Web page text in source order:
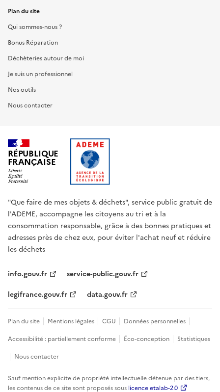
Plan du site
Qui sommes-nous ?
Bonus Réparation
Déchèteries autour de moi
Je suis un professionnel
Nos outils
Nous contacter
RÉPUBLIQUE
FRANÇAISE
"Que faire de mes objets & déchets", service public gratuit de
l'ADEME, accompagne les citoyens au tri et à la
consommation responsable, grâce à des bonnes pratiques et
adresses près de chez eux, pour éviter l'achat neuf et réduire
les déchets
info.gouv.fr
service-public.gouv.fr
legifrance.gouv.fr
data.gouv.fr
Plan du site Mentions légales CGU
Données personnelles
Accessibilité : partiellement conforme
Éco-conception
Statistiques
Nous contacter
Sauf mention explicite de propriété intellectuelle détenue par des tiers,
les contenus de ce site sont proposés sous licence etalab-2.0